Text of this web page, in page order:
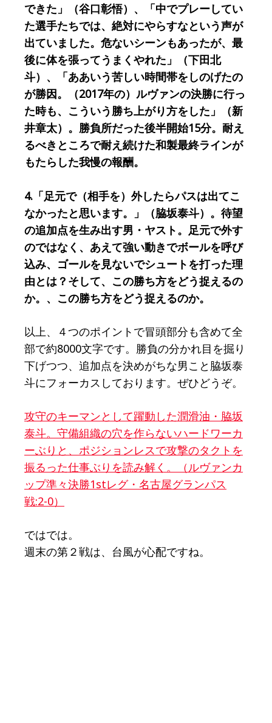
できた」（谷口彰悟）、「中でプレーしてい
た選手たちでは、絶対にやらすなという声が
出ていました。危ないシーンもあったが、最
後に体を張ってうまくやれた」（下田北
斗）、「ああいう苦しい時間帯をしのげたの
が勝因。（2017年の）ルヴァンの決勝に行っ
た時も、こういう勝ち上がり方をした」（新
井章太）。勝負所だった後半開始15分。耐え
るべきところで耐え続けた和製最終ラインが
もたらした我慢の報酬。
4.「足元で（相手を）外したらパスは出てこ
なかったと思います。」（脇坂泰斗）。待望
の追加点を生み出す男・ヤスト。足元で外す
のではなく、あえて強い動きでボールを呼び
込み、ゴールを見ないでシュートを打った理
由とは？そして、この勝ち方をどう捉えるの
か。、この勝ち方をどう捉えるのか。
以上、４つのポイントで冒頭部分も含めて全
部で約8000文字です。勝負の分かれ目を掘り
下げつつ、追加点を決めがちな男こと脇坂泰
斗にフォーカスしております。ぜひどうぞ。
攻守のキーマンとして躍動した潤滑油・脇坂
泰斗。守備組織の穴を作らないハードワーカ
ーぶりと、ポジションレスで攻撃のタクトを
振るった仕事ぶりを読み解く。（ルヴァンカ
ップ準々決勝1stレグ・名古屋グランパス
戦:2-0）
ではでは。
週末の第２戦は、台風が心配ですね。